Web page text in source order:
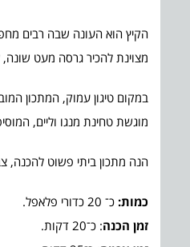
הקיץ הוא העונה שבה רבים
מצוינת להכיר גרסה מעט
במקום טיגון עמוק, המתכון
מוגשת טחינת מנגו וליים,
הנה מתכון ביתי פשוט להכנה,
כמות: כ־ 20 כדורי פלאפל.
זמן הכנה: כ־20 דקות.